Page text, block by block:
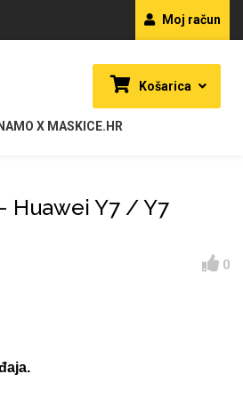
Moj račun
Košarica
X MASKICE.HR
Huawei Y7 / Y7
0